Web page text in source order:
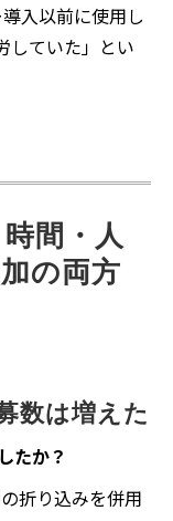
入以前に使用し
していた」とい
間・人
の両方
数は増えた
たか？
折り込みを併用